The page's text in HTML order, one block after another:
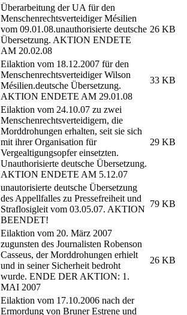
Überarbeitung der UA für den
Menschenrechtsverteidiger Mésilien
vom 09.01.08.unauthorisierte deutsche
Übersetzung. AKTION ENDETE
AM 20.02.08
26 KB
Eilaktion vom 18.12.2007 für den
Menschenrechtsverteidiger Wilson
Mésilien.deutsche Übersetzung.
AKTION ENDETE AM 29.01.08
33 KB
Eilaktion vom 24.10.07 zu zwei
Menschenrechtsverteidigern, die
Morddrohungen erhalten, seit sie sich
mit ihrer Organisation für
Vergealtigungsopfer einsetzten.
Unauthorisierte deutsche Übersetzung.
AKTION ENDETE AM 5.12.07
29 KB
unautorisierte deutsche Übersetzung
des Appellfalles zu Pressefreiheit und
Straflosigleit vom 03.05.07. AKTION
BEENDET!
79 KB
Eilaktion vom 20. März 2007
zugunsten des Journalisten Robenson
Casseus, der Morddrohungen erhielt
und in seiner Sicherheit bedroht
wurde. ENDE DER AKTION: 1.
MAI 2007
26 KB
Eilaktion vom 17.10.2006 nach der
Ermordung von Bruner Estrene und